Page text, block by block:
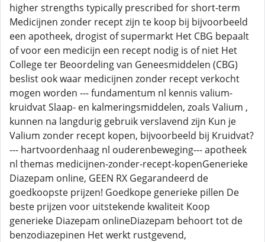
higher strengths typically prescribed for short-term
Medicijnen zonder recept zijn te koop bij bijvoorbeeld
een apotheek, drogist of supermarkt Het CBG bepaalt
of voor een medicijn een recept nodig is of niet Het
College ter Beoordeling van Geneesmiddelen (CBG)
beslist ook waar medicijnen zonder recept verkocht
mogen worden --- fundamentum nl kennis valium-
kruidvat Slaap- en kalmeringsmiddelen, zoals Valium ,
kunnen na langdurig gebruik verslavend zijn Kun je
Valium zonder recept kopen, bijvoorbeeld bij Kruidvat?
--- hartvoordenhaag nl ouderenbeweging--- apotheek
nl themas medicijnen-zonder-recept-kopenGenerieke
Diazepam online, GEEN RX Gegarandeerd de
goedkoopste prijzen! Goedkope generieke pillen De
beste prijzen voor uitstekende kwaliteit Koop
generieke Diazepam onlineDiazepam behoort tot de
benzodiazepinen Het werkt rustgevend,